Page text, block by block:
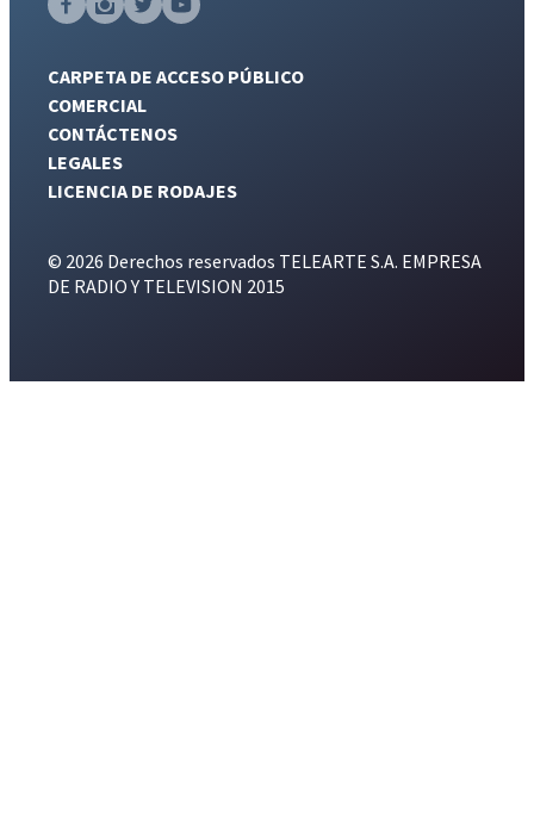
CARPETA DE ACCESO PÚBLICO
COMERCIAL
CONTÁCTENOS
LEGALES
LICENCIA DE RODAJES
© 2026 Derechos reservados TELEARTE S.A. EMPRESA
DE RADIO Y TELEVISION 2015